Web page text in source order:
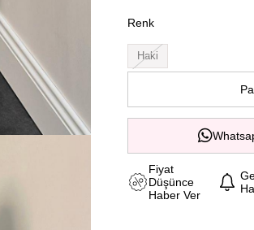
Renk
Haki
Fiyat
Düşünce
Haber Ver